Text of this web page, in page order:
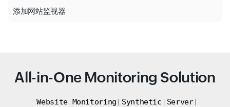
添加网站监视器
All-in-One Monitoring Solution
Website Monitoring Synthetic
Server